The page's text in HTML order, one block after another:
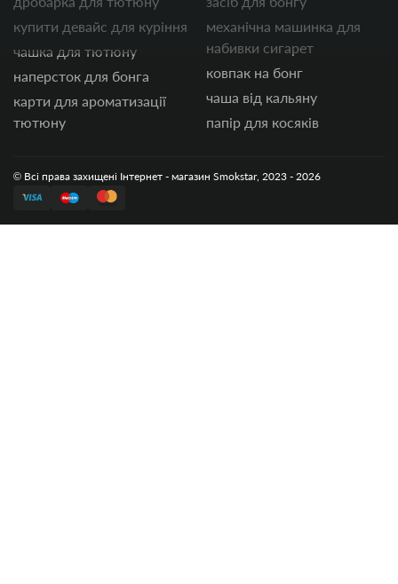
купити девайс для куріння
чашка для тютюну
наперсток для бонга
карти для ароматизації
тютюну
механічна машинка для
набивки сигарет
ковпак на бонг
чаша від кальяну
папір для косяків
© Всі права захищені Інтернет - магазин Smokstar, 2023 - 2026